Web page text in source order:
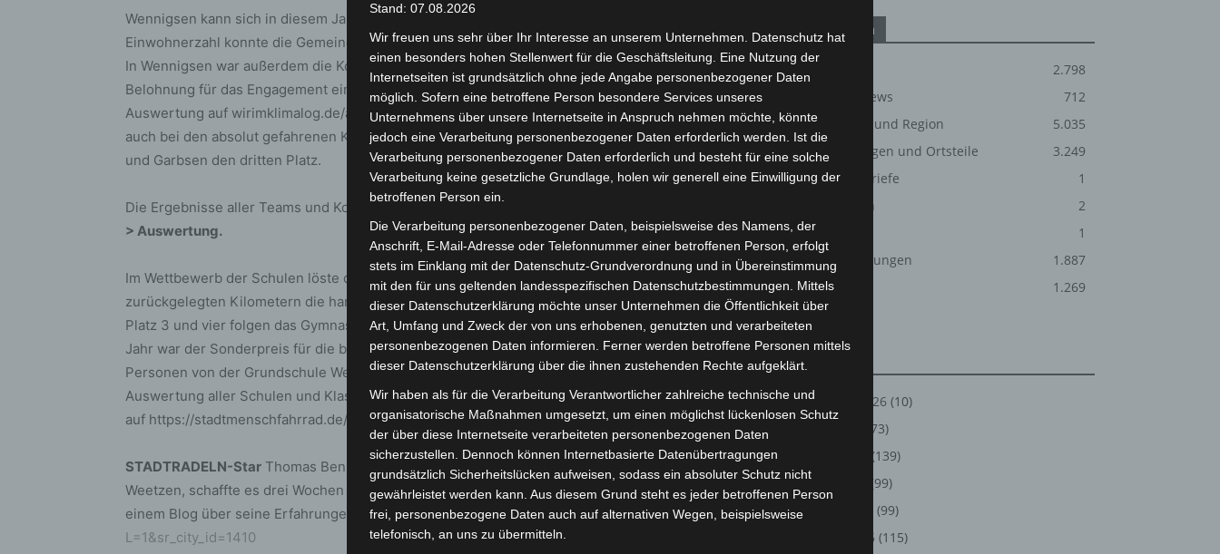
Wennigsen kann sich in diesem Jahr gleich doppelt freuen: Relativ im Verhältnis zur
Einwohnerzahl konnte die Gemeinde den 1. Platz halten und liegt vor Hemmingen und Burgwedel.
In Wennigsen war außerdem die Kommunalpolitik am aktivsten, das Parlament bekommt als
Belohnung für das Engagement ein Hannah-Lastenrad der Klimaschutzagentur (ausführliche
Auswertung auf wirimklimalog.de/aktuelles/beitrag/27). Ein weiterer Bonus: Wennigsen steht
auch bei den absolut gefahrenen Kilometern auf dem Siegertreppchen und belegt nach Hannover
und Garbsen den dritten Platz.
Die Ergebnisse aller Teams und Kommunen gibt es unterwww.stadtradeln.de/region-hannover
> Auswertung.
Im Wettbewerb der Schulen löste die KGS Carl Friedrich Gauß in Hemmingen mit 62.724
zurückgelegten Kilometern die hannoversche St. Ursula-Schule auf der Gold-Position ab. Auf
Platz 3 und vier folgen das Gymnasium Limmer und die Goetheschule in Hannover. Neu in diesem
Jahr war der Sonderpreis für die beste Grundschule. Auch der geht nach Wennigsen: 352
Personen von der Grundschule Wennigsen radelten insgesamt 23.285 Kilometer. Die ausführliche
Auswertung aller Schulen und Klassen gibt es
auf https://stadtmenschfahrrad.de/schulwettbewerb-2/
STADTRADELN-Star Thomas Bensch, Ratsherr in Ronnenberg und Ortsbürgermeister von
Weetzen, schaffte es drei Wochen lang komplett auf sein Auto zu verzichten und berichtete in
einem Blog über seine Erfahrungen:
https://login.stadtradeln.de/specials/blog?
L=1&sr_city_id=1410
Kategorien
2.798
Corona-News
712
Hannover und Region
5.035
Langenhagen und Ortsteile
3.249
Leserbriefe
1
Menschen
2
Über uns
1
Veranstaltungen
1.887
Welt
1.269
August 2026 (10)
(73)
(139)
(99)
(99)
März 2026 (115)
Stand: 07.08.2026
Wir freuen uns sehr über Ihr Interesse an unserem Unternehmen. Datenschutz hat
einen besonders hohen Stellenwert für die Geschäftsleitung. Eine Nutzung der
Internetseiten ist grundsätzlich ohne jede Angabe personenbezogener Daten
möglich. Sofern eine betroffene Person besondere Services unseres
Unternehmens über unsere Internetseite in Anspruch nehmen möchte, könnte
jedoch eine Verarbeitung personenbezogener Daten erforderlich werden. Ist die
Verarbeitung personenbezogener Daten erforderlich und besteht für eine solche
Verarbeitung keine gesetzliche Grundlage, holen wir generell eine Einwilligung der
betroffenen Person ein.
Die Verarbeitung personenbezogener Daten, beispielsweise des Namens, der
Anschrift, E-Mail-Adresse oder Telefonnummer einer betroffenen Person, erfolgt
stets im Einklang mit der Datenschutz-Grundverordnung und in Übereinstimmung
mit den für uns geltenden landesspezifischen Datenschutzbestimmungen. Mittels
dieser Datenschutzerklärung möchte unser Unternehmen die Öffentlichkeit über
Art, Umfang und Zweck der von uns erhobenen, genutzten und verarbeiteten
personenbezogenen Daten informieren. Ferner werden betroffene Personen mittels
dieser Datenschutzerklärung über die ihnen zustehenden Rechte aufgeklärt.
Wir haben als für die Verarbeitung Verantwortlicher zahlreiche technische und
organisatorische Maßnahmen umgesetzt, um einen möglichst lückenlosen Schutz
der über diese Internetseite verarbeiteten personenbezogenen Daten
sicherzustellen. Dennoch können Internetbasierte Datenübertragungen
grundsätzlich Sicherheitslücken aufweisen, sodass ein absoluter Schutz nicht
gewährleistet werden kann. Aus diesem Grund steht es jeder betroffenen Person
frei, personenbezogene Daten auch auf alternativen Wegen, beispielsweise
telefonisch, an uns zu übermitteln.